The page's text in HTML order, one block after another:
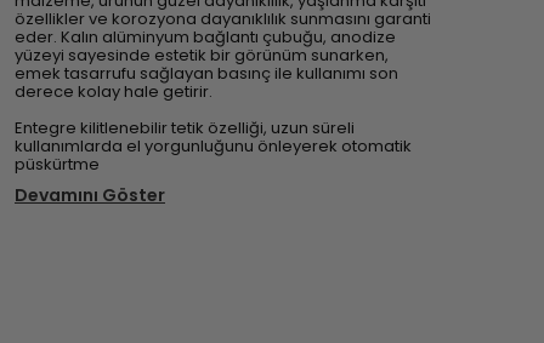
özellikler ve korozyona dayanıklılık sunmasını garanti
eder. Kalın alüminyum bağlantı çubuğu, anodize
yüzeyi sayesinde estetik bir görünüm sunarken,
emek tasarrufu sağlayan basınç ile kullanımı son
derece kolay hale getirir.
Entegre kilitlenebilir tetik özelliği, uzun süreli
kullanımlarda el yorgunluğunu önleyerek otomatik
püskürtme
Devamını Göster